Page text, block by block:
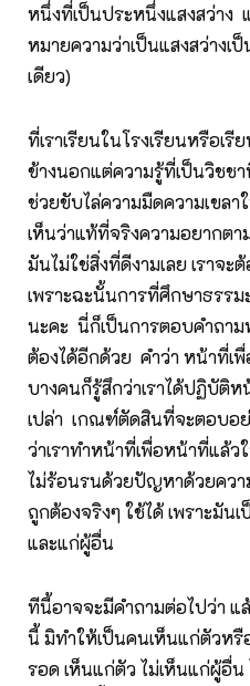
หนึ่งที่เป็นประหนึ่งแสงสว่าง
หมายความว่าเป็นแสงสว่างเ
เดียว)
ที่เราเรียนในโรงเรียนหรือ
ข้างนอกแต่ความรู้ที่เป็นวิชช
ช่วยขับไล่ความมืดความเขลา
เห็นว่าแท้ที่จริงความอยากต
มันไม่ใช่สิ่งที่ดีงามเลย เราจ
เพราะฉะนั้นการที่ศึกษาธรร
นะคะ นี่ก็เป็นการตอบคำถา
ต้องได้อีกด้วย คำว่า หน้าที่เ
บางคนก็รู้สึกว่าเราได้ปฏิบัติห
เปล่า เกณฑ์ตัดสินที่จะตอบอ
ว่าเราทำหน้าที่เพื่อหน้าที่แล้
ไม่ร้อนรนด้วยปัญหาด้วยควา
ถูกต้องจริงๆ ใช้ได้ เพราะมัน
และแก่ผู้อื่น
ทีนี้อาจจะมีคำถามต่อไปว่า แ
นี้ มิทำให้เป็นคนเห็นแก่ตัวหรื
รอด เห็นแก่ตัว ไม่เห็นแก่ผู้อื่